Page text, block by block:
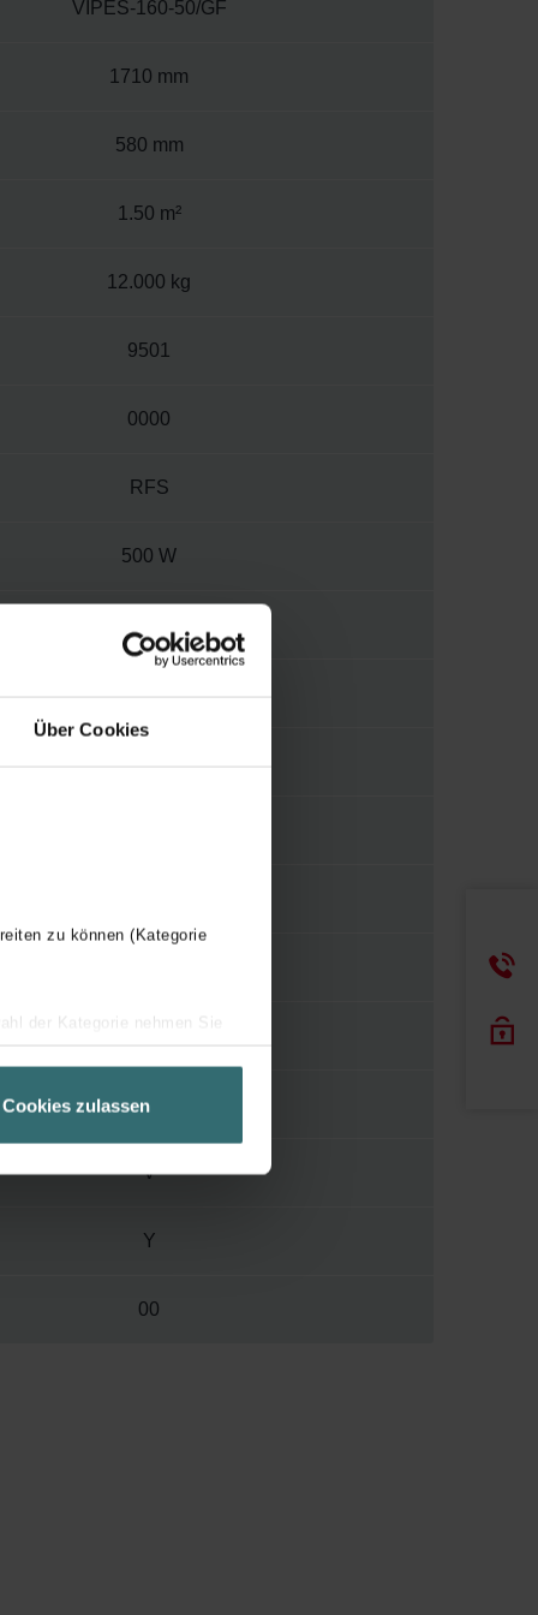
Über Cookies
zu können (Kategorie
der Kategorie nehmen Sie
Informationen
über einen Link in der
Cookies zulassen
VIPES-160-50/GF
1710 mm
580 mm
1.50 m²
12.000 kg
9501
0000
RFS
500 W
2
E
46 mm
V
Y
00